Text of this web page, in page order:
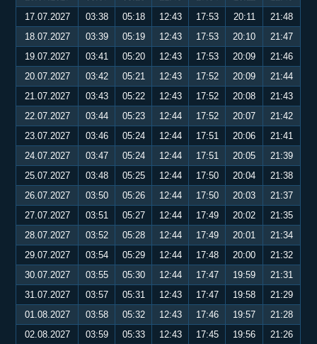
17.07.2027
03:38 05:18 12:43 17:53 20:11
21:48
18.07.2027
03:39 05:19 12:43 17:53 20:10
21:47
19.07.2027
03:41 05:20 12:43 17:53 20:09
21:46
20.07.2027
03:42 05:21 12:43 17:52 20:09
21:44
21.07.2027
03:43 05:22 12:43 17:52 20:08
21:43
22.07.2027
03:44 05:23 12:44 17:52 20:07
21:42
23.07.2027
03:46 05:24 12:44 17:51 20:06
21:41
24.07.2027
03:47 05:24 12:44 17:51 20:05
21:39
25.07.2027
03:48 05:25 12:44 17:50 20:04
21:38
26.07.2027
03:50 05:26 12:44 17:50 20:03
21:37
27.07.2027
03:51 05:27 12:44 17:49 20:02
21:35
28.07.2027
03:52 05:28 12:44 17:49 20:01
21:34
29.07.2027
03:54 05:29 12:44 17:48 20:00
21:32
30.07.2027
03:55 05:30 12:44 17:47 19:59
21:31
31.07.2027
03:57 05:31 12:43 17:47 19:58
21:29
01.08.2027
03:58 05:32 12:43 17:46 19:57
21:28
02.08.2027
03:59 05:33 12:43 17:45 19:56
21:26